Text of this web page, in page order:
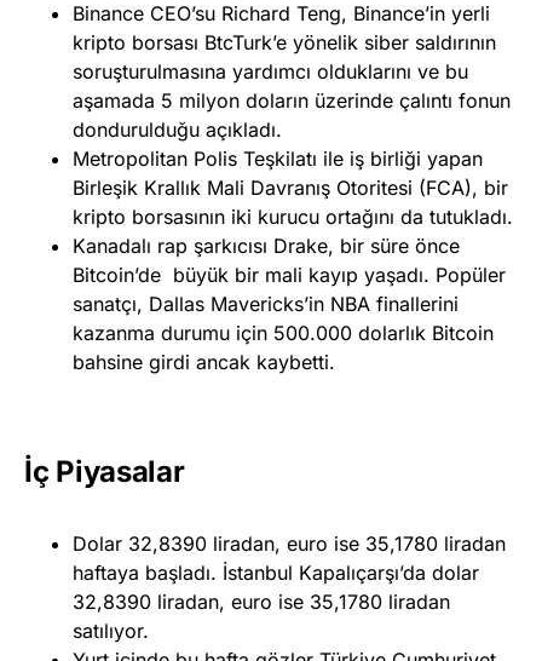
Binance CEO’su Richard Teng, Binance’in yerli
kripto borsası BtcTurk’e yönelik siber saldırının
soruşturulmasına yardımcı olduklarını ve bu
aşamada 5 milyon doların üzerinde çalıntı fonun
dondurulduğu açıkladı.
Metropolitan Polis Teşkilatı ile iş birliği yapan
Birleşik Krallık Mali Davranış Otoritesi (FCA), bir
kripto borsasının iki kurucu ortağını da tutukladı.
Kanadalı rap şarkıcısı Drake, bir süre önce
Bitcoin’de büyük bir mali kayıp yaşadı. Popüler
sanatçı, Dallas Mavericks’in NBA finallerini
kazanma durumu için 500.000 dolarlık Bitcoin
bahsine girdi ancak kaybetti.
İç Piyasalar
Dolar 32,8390 liradan, euro ise 35,1780 liradan
haftaya başladı. İstanbul Kapalıçarşı’da dolar
32,8390 liradan, euro ise 35,1780 liradan
satılıyor.